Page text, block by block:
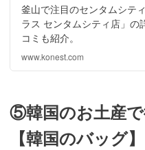
釜山で注目のセンタムシテ
ラス センタムシティ店」の
コミも紹介。
www.konest.com
⑤韓国のお土産で
【韓国のバッグ】